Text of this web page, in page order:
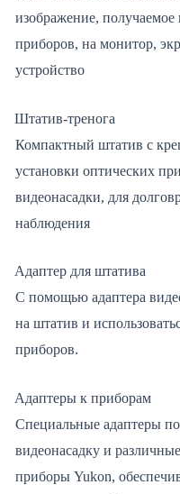
изображение,
приборов, на монитор,
устройство
Штатив-тренога
Компактный штатив с
установки оптических
видеонасадки, для
наблюдения
Адаптер для штатива
С помощью адаптера
на штатив и
приборов.
Адаптеры к приборам
Специальные адаптеры
видеонасадку и
приборы Yukon,